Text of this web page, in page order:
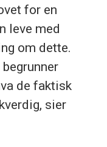
for en
leve med
om dette.
de faktisk
sier